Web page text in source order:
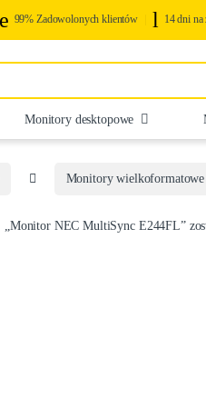
99% Zadowolonych klientów 14 dni
Monitory desktopowe
Monitory
„Monitor NEC MultiSync E244FL”